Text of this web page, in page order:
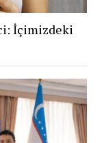
İçimizdeki